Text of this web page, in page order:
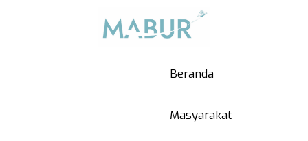
Beranda
Masyarakat